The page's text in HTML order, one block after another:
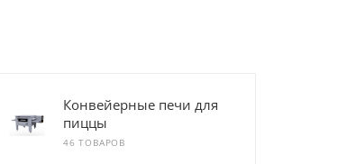
Конвейерные печи для
пиццы
46 ТОВАРОВ